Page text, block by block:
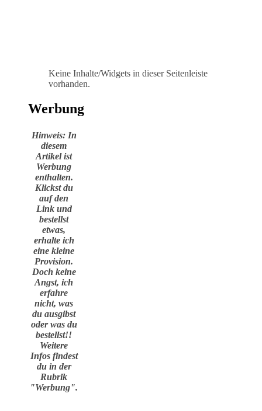
Keine Inhalte/Widgets in dieser Seitenleiste
vorhanden.
Werbung
Hinweis: In
diesem
Artikel ist
Werbung
enthalten.
Klickst du
auf den
Link und
bestellst
etwas,
erhalte ich
eine kleine
Provision.
Doch keine
Angst, ich
erfahre
nicht, was
du ausgibst
oder was du
bestellst!!
Weitere
Infos findest
du in der
Rubrik
"Werbung".